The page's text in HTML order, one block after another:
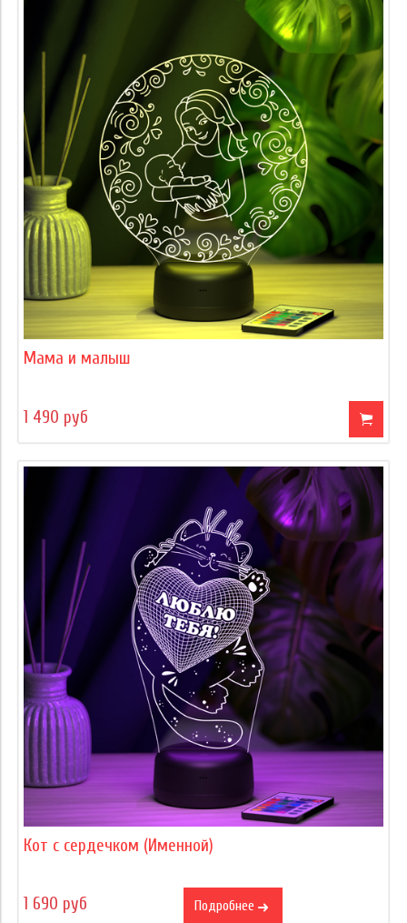
Мама и малыш
1 490 руб
Кот с сердечком (Именной)
1 690 руб Подробнее